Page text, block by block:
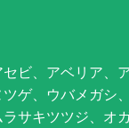
ビ、アベリア、
ゲ、ウバメガシ
サキツツジ、オ